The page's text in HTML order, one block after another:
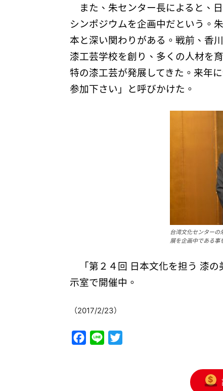
また、朱センター長によると、
シンポジウムを企画中だという。
本と深い関わりがある。戦前、香
漆工芸学校を創り、多くの人材を
特の漆工芸が発展してきた。来年
参加下さい」と呼びかけた。
台湾文化センターの
展を企画中である事
「第２４回 日本文化を担う 漆
示室で開催中。
（2017/2/23）
Facebook
Line